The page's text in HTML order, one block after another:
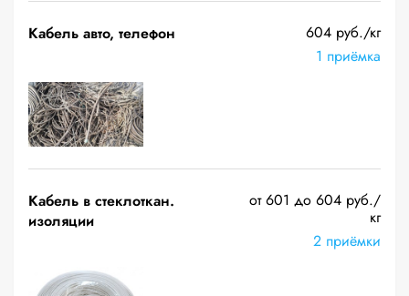
Кабель авто, телефон
604 руб./кг
1 приёмка
Кабель в стеклоткан.
изоляции
от 601 до 604 руб./
кг
2 приёмки